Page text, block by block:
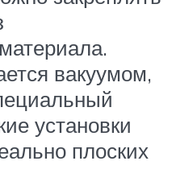
вакуумом,
установки
плоских